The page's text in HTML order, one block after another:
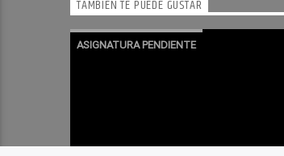
TAMBIÉN TE PUEDE GUSTAR
ASIGNATURA PENDIENTE